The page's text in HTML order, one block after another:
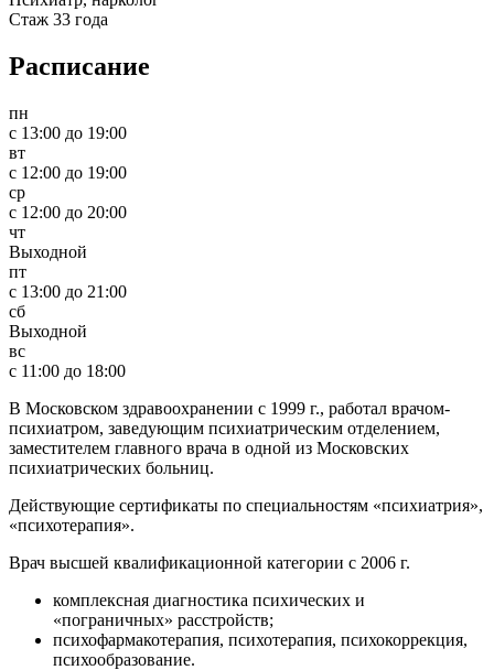
Стаж 33 года
Расписание
пн
c 13:00 до 19:00
вт
c 12:00 до 19:00
ср
c 12:00 до 20:00
чт
Выходной
пт
c 13:00 до 21:00
сб
Выходной
вс
c 11:00 до 18:00
В Московском здравоохранении с 1999 г., работал врачом-
психиатром, заведующим психиатрическим отделением,
заместителем главного врача в одной из Московских
психиатрических больниц.
Действующие сертификаты по специальностям «психиатрия»,
«психотерапия».
Врач высшей квалификационной категории с 2006 г.
комплексная диагностика психических и
«пограничных» расстройств;
психофармакотерапия, психотерапия, психокоррекция,
психообразование.